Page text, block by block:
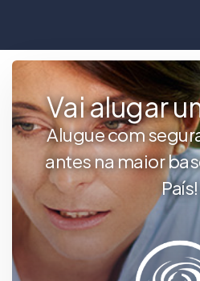
Vai alugar
Alugue com
antes na maior
País!